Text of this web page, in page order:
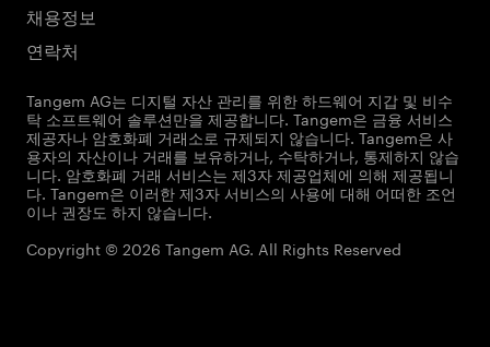
채용정보
연락처
Tangem AG는 디지털 자산 관리를 위한 하드웨어 지갑 및 비수
탁 소프트웨어 솔루션만을 제공합니다. Tangem은 금융 서비스
제공자나 암호화폐 거래소로 규제되지 않습니다. Tangem은 사
용자의 자산이나 거래를 보유하거나, 수탁하거나, 통제하지 않습
니다. 암호화폐 거래 서비스는 제3자 제공업체에 의해 제공됩니
다. Tangem은 이러한 제3자 서비스의 사용에 대해 어떠한 조언
이나 권장도 하지 않습니다.